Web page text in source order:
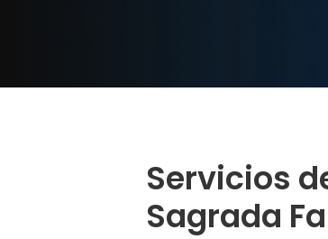
Servicios
Sagrada